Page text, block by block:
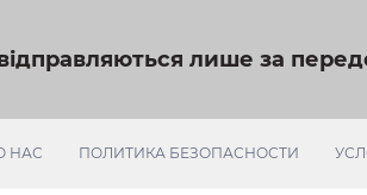
лише за
НАС ПОЛИТИКА БЕЗОПАСНОСТИ